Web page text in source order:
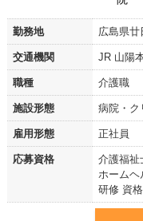
勤務地 広島県廿
交通機関 JR 山陽
職種 介護職
施設形態 病院・ク
雇用形態 正社員
応募資格
介護福祉
ホームヘ
研修 資